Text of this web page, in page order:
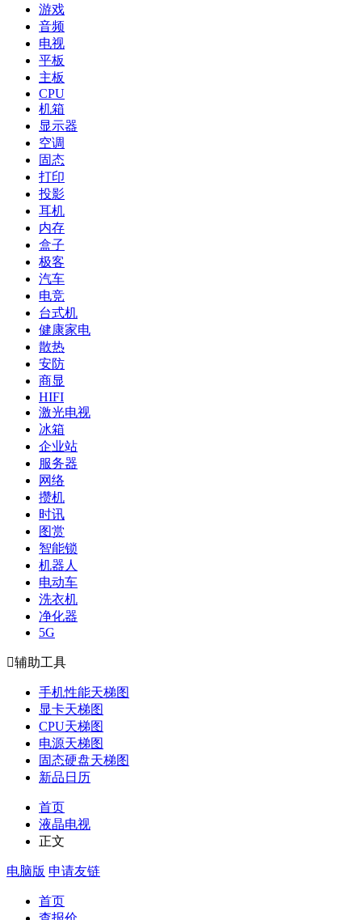
游戏
音频
电视
平板
主板
CPU
机箱
显示器
空调
固态
打印
投影
耳机
内存
盒子
极客
汽车
电竞
台式机
健康家电
散热
安防
商显
HIFI
激光电视
冰箱
企业站
服务器
网络
攒机
时讯
图赏
智能锁
机器人
电动车
洗衣机
净化器
5G
辅助工具
手机性能天梯图
显卡天梯图
CPU天梯图
电源天梯图
固态硬盘天梯图
新品日历
首页
液晶电视
正文
电脑版 申请友链
首页